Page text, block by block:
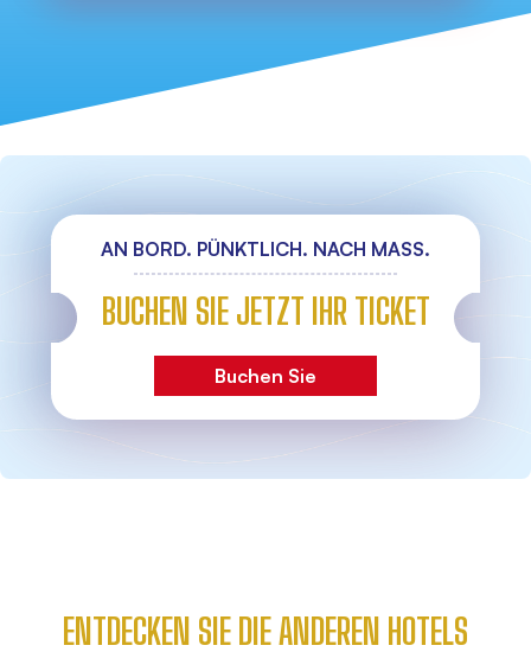
AN BORD. PÜNKTLICH. NACH MASS.
BUCHEN SIE JETZT IHR TICKET
Buchen Sie
ENTDECKEN SIE DIE ANDEREN HOTELS